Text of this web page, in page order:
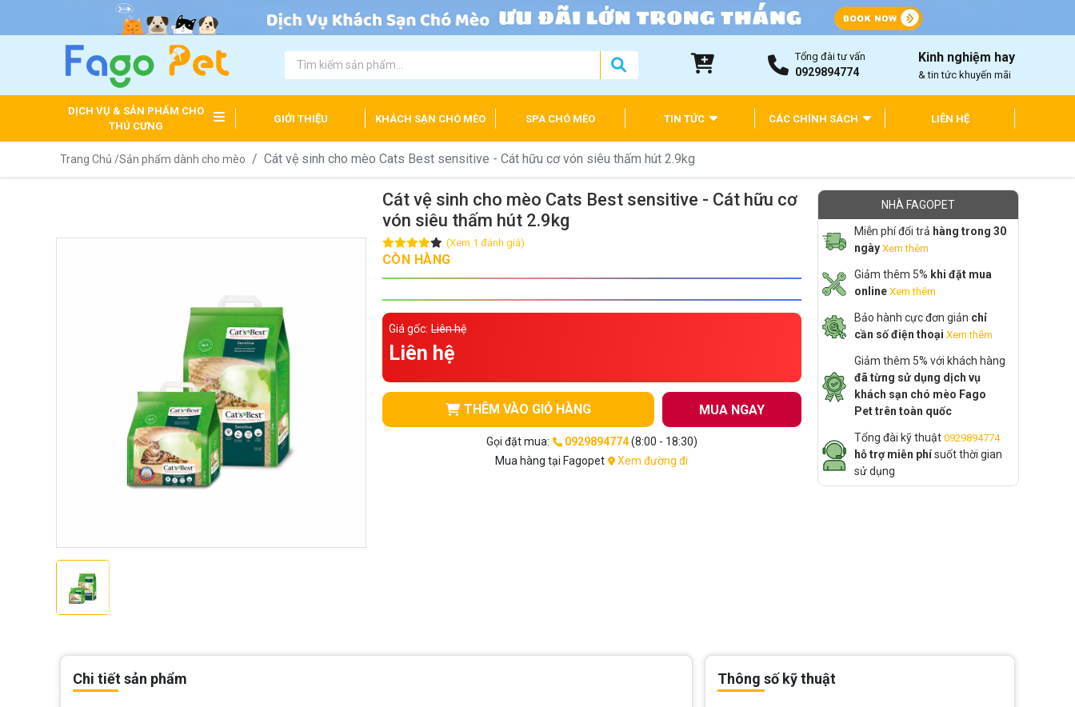
Tổng đài tư vấn
0929894774
Kinh nghiệm hay
& tin tức khuyến mãi
DỊCH VỤ & SẢN PHẨM CHO
THÚ CƯNG
GIỚI THIỆU KHÁCH SẠN CHÓ MÈO SPA CHÓ MÈO TIN TỨC CÁC CHÍNH SÁCH LIÊN HỆ
Trang Chủ /Sản phẩm dành cho mèo Cát vệ sinh cho mèo Cats Best sensitive - Cát hữu cơ vón siêu thấm hút 2.9kg
Cát vệ sinh cho mèo Cats Best sensitive - Cát hữu cơ
vón siêu thấm hút 2.9kg
(Xem 1 đánh giá)
CÒN HÀNG
Giá gốc: Liên hệ
Liên hệ
THÊM VÀO GIỎ HÀNG MUA NGAY
Gọi đặt mua: 0929894774(8:00 - 18:30)
Mua hàng tại Fagopet
Xem đường đi
NHÀ FAGOPET
Miễn phí đổi trả hàng trong 30
ngày Xem thêm
Giảm thêm 5% khi đặt mua
online Xem thêm
Bảo hành cực đơn giản chỉ
cần số điện thoại Xem thêm
Giảm thêm 5% với khách hàng
đã từng sử dụng dịch vụ
khách sạn chó mèo Fago
Pet trên toàn quốc
Tổng đài kỹ thuật 0929894774
hỗ trợ miễn phísuốt thời gian
sử dụng
Chi tiết sản phẩm Thông số kỹ thuật